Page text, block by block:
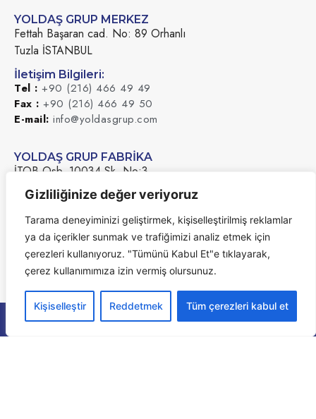
Gizliliğinize değer veriyoruz
Tarama deneyiminizi geliştirmek, kişiselleştirilmiş reklamlar
ya da içerikler sunmak ve trafiğimizi analiz etmek için
çerezleri kullanıyoruz. "Tümünü Kabul Et"e tıklayarak,
çerez kullanımımıza izin vermiş olursunuz.
Kişiselleştir Reddetmek Tüm çerezleri kabul et
YOLDAŞ GRUP MERKEZ
Fettah Başaran cad. No: 89 Orhanlı
Tuzla İSTANBUL
İletişim Bilgileri:
Tel : +90 (216) 466 49 49
Fax : +90 (216) 466 49 50
E-mail: info@yoldasgrup.com
YOLDAŞ GRUP FABRİKA
İTOB Osb. 10034 Sk. No:3
Menderes – İZMİR
Tel : +90 (216) 466 49 49
Fax :+90 (216) 466 49 50
E-mail: info@yoldasgrup.com
Tüm Hakları Saklıdır @ 2024 Yoldaş Grup